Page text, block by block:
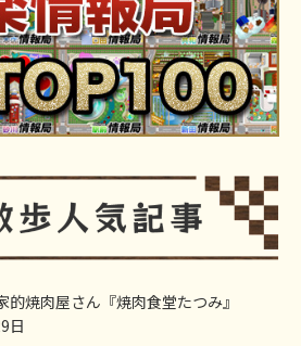
的焼肉屋さん『焼肉食堂たつみ』
日